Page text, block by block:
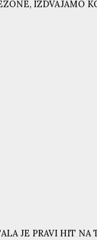
IZDVAJAMO
JE PRAVI HIT NA